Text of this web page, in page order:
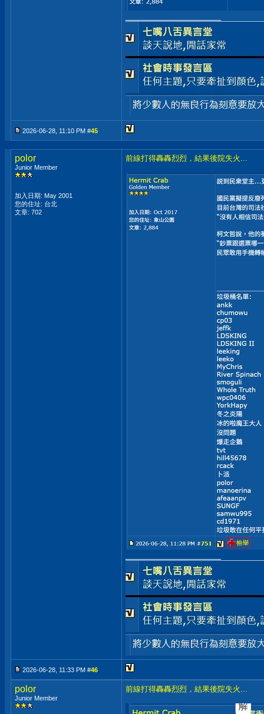
2026-06-28, 11:10 PM #45
polor
Junior Member
加入日期: May 2001
您的住址: 台北
文章: 702
前線打得轟轟烈烈，結果後院失火...
2026-06-28, 11:33 PM #46
polor
Junior Member
前線打得轟轟烈烈，結果後院失火...